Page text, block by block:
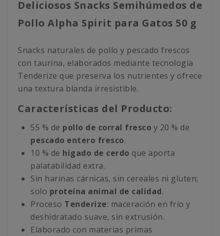
Deliciosos Snacks Semihúmedos de
Pollo Alpha Spirit para Gatos 50 g
Snacks naturales de pollo y pescado frescos
con taurina, elaborados mediante tecnología
Tenderize que preserva los nutrientes y ofrece
una textura blanda irresistible.
Características del Producto:
55 % de pollo de corral fresco y 20 % de
pescado entero fresco.
10 % de hígado de cerdo que aporta
palatabilidad extra.
Sin harinas cárnicas, sin cereales ni gluten;
solo proteína animal de calidad.
Proceso Tenderize: maceración en frío y
deshidratado suave, sin extrusión.
Elaborado con materias primas